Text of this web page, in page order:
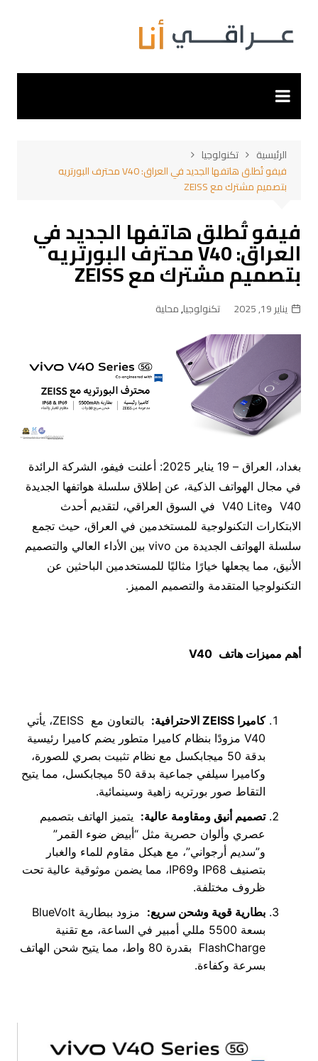
المحتوى
الرئيسية
تكنولوجيا
فيفو تُطلق هاتفها الجديد في العراق: V40 محترف البورتريه
بتصميم مشترك مع ZEISS
فيفو تُطلق هاتفها الجديد في
العراق: V40 محترف البورتريه
بتصميم مشترك مع ZEISS
يناير 19, 2025 تكنولوجيا,محلية
بغداد، العراق – 19 يناير 2025: أعلنت فيفو، الشركة الرائدة
في مجال الهواتف الذكية، عن إطلاق سلسلة هواتفها الجديدة
V40 وV40 Lite في السوق العراقي، لتقديم أحدث
الابتكارات التكنولوجية للمستخدمين في العراق، حيث تجمع
سلسلة الهواتف الجديدة من vivo بين الأداء العالي والتصميم
الأنيق، مما يجعلها خيارًا مثاليًا للمستخدمين الباحثين عن
التكنولوجيا المتقدمة والتصميم المميز.
أهم مميزات هاتف V40
كاميرا الاحترافية:
بالتعاون مع ZEISS، يأتي
V40 مزودًا بنظام كاميرا متطور يضم كاميرا رئيسية
بدقة 50 ميجابكسل مع نظام تثبيت بصري للصورة،
وكاميرا سيلفي جماعية بدقة 50 ميجابكسل، مما يتيح
التقاط صور بورتريه زاهية وسينمائية.
تصميم أنيق ومقاومة عالية: يتميز الهاتف بتصميم
عصري وألوان حصرية مثل “أبيض ضوء القمر”
و”سديم أرجواني”، مع هيكل مقاوم للماء والغبار
بتصنيف IP68 وIP69، مما يضمن موثوقية عالية تحت
ظروف مختلفة.
بطارية قوية وشحن سريع:
مزود ببطارية BlueVolt
بسعة 5500 مللي أمبير في الساعة، مع تقنية
FlashCharge بقدرة 80 واط، مما يتيح شحن الهاتف
بسرعة وكفاءة.